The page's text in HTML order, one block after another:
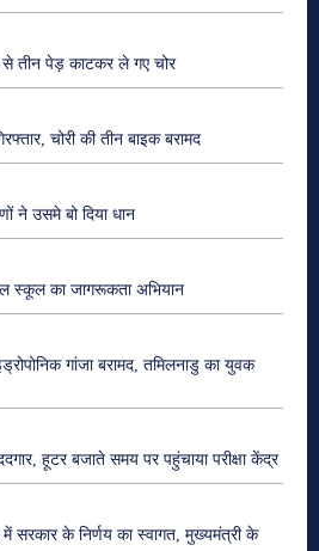
से तीन पेड़ काटकर ले गए चोर
चोरी की तीन बाइक बरामद
ने उसमे बो दिया धान
स्कूल का जागरूकता अभियान
गांजा बरामद, तमिलनाडु का युवक
हूटर बजाते समय पर पहुंचाया परीक्षा केंद्र
में सरकार के निर्णय का स्वागत, मुख्यमंत्री के